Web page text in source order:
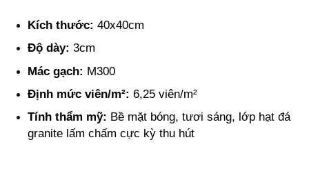
Kích thước: 40x40cm
Độ dày: 3cm
Mác gạch: M300
Định mức viên/m²: 6,25 viên/m²
Tính thẩm mỹ: Bề mặt bóng, tươi sáng, lớp hạt đá
granite lấm chấm cực kỳ thu hút